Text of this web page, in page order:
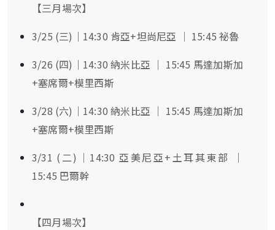
【三月場次】
3/25 (三)｜14:30 肯亞+坦尚尼亞 ｜ 15:45 祕魯
3/26 (四)｜14:30 納米比亞 ｜ 15:45 馬達加斯加
+塞席爾+模里西斯
3/28 (六)｜14:30 納米比亞 ｜ 15:45 馬達加斯加
+塞席爾+模里西斯
3/31 (二)｜14:30 亞美尼亞+土耳其東部 ｜
15:45 巴爾幹
【四月場次】